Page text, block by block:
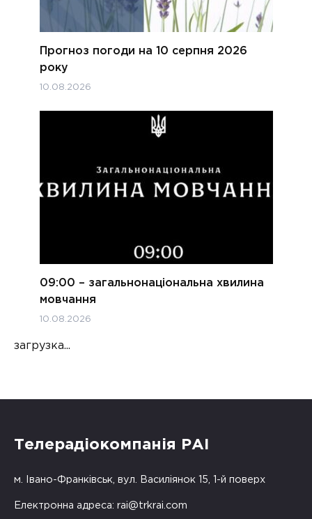
Прогноз погоди на 10 серпня 2026
року
10.08.2026
09:00 – загальнонаціональна хвилина
мовчання
10.08.2026
загрузка...
Телерадіокомпанія РАІ
м. Івано-Франківськ, вул. Василіянок 15, 1-й поверх
Електронна адреса: rai@trkrai.com